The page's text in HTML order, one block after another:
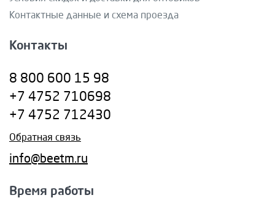
Контактные данные и схема проезда
Контакты
8 800 600 15 98
+7 4752 710698
+7 4752 712430
Обратная связь
info@beetm.ru
Время работы